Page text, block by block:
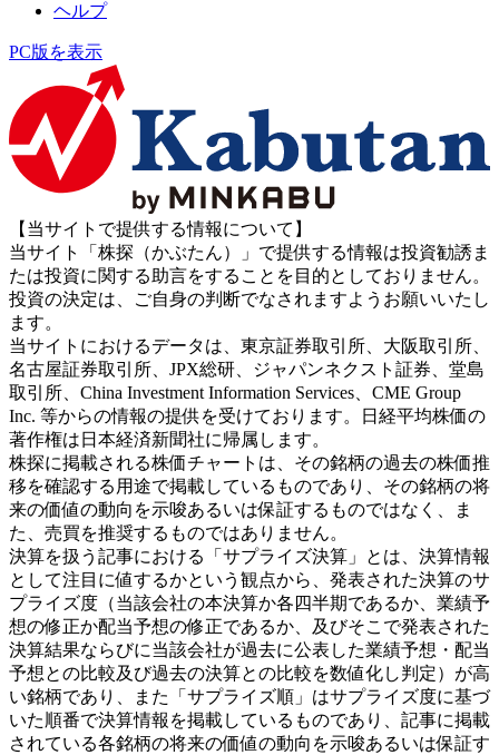
ヘルプ
PC版を表示
【当サイトで提供する情報について】
当サイト「株探（かぶたん）」で提供する情報は投資勧誘ま
たは投資に関する助言をすることを目的としておりません。
投資の決定は、ご自身の判断でなされますようお願いいたし
ます。
当サイトにおけるデータは、東京証券取引所、大阪取引所、
名古屋証券取引所、JPX総研、ジャパンネクスト証券、堂島
取引所、China Investment Information Services、CME Group
Inc. 等からの情報の提供を受けております。日経平均株価の
著作権は日本経済新聞社に帰属します。
株探に掲載される株価チャートは、その銘柄の過去の株価推
移を確認する用途で掲載しているものであり、その銘柄の将
来の価値の動向を示唆あるいは保証するものではなく、ま
た、売買を推奨するものではありません。
決算を扱う記事における「サプライズ決算」とは、決算情報
として注目に値するかという観点から、発表された決算のサ
プライズ度（当該会社の本決算か各四半期であるか、業績予
想の修正か配当予想の修正であるか、及びそこで発表された
決算結果ならびに当該会社が過去に公表した業績予想・配当
予想との比較及び過去の決算との比較を数値化し判定）が高
い銘柄であり、また「サプライズ順」はサプライズ度に基づ
いた順番で決算情報を掲載しているものであり、記事に掲載
されている各銘柄の将来の価値の動向を示唆あるいは保証す